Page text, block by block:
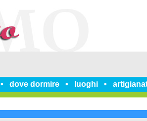
dove dormire luoghi